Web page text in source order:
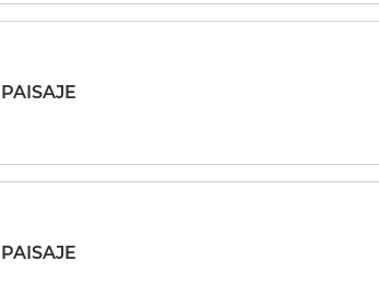
PAISAJE
PAISAJE